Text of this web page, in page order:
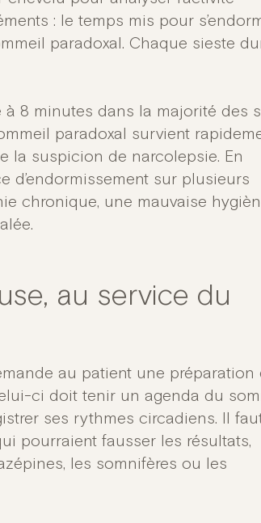
: le temps mis pour
paradoxal. Chaque sieste
à 8 minutes dans la majorité des
paradoxal survient
la suspicion de narcolepsie. En
d’endormissement sur plusieurs
chronique, une mauvaise
au service du
au patient une préparation
ci doit tenir un agenda du
ses rythmes circadiens. Il
pourraient fausser les résultats,
les somnifères ou les